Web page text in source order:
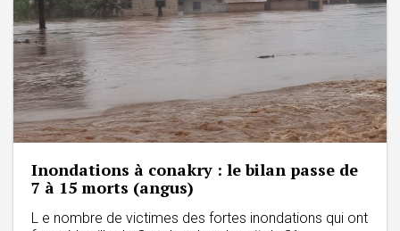
Inondations à conakry : le bilan passe de
7 à 15 morts (angus)
L e nombre de victimes des fortes inondations qui ont